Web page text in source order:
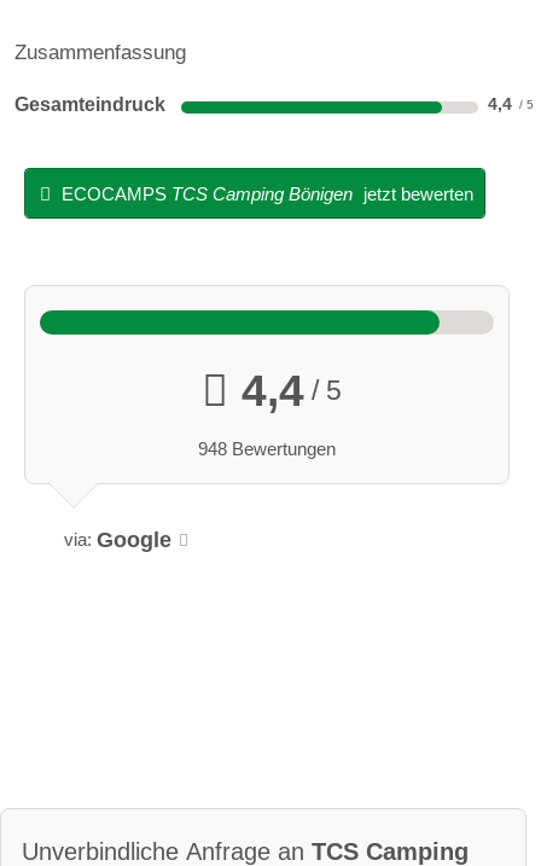
Zusammenfassung
Gesamteindruck 4,4
ECOCAMPS TCS Camping Bönigen jetzt bewerten
4,4/ 5
948 Bewertungen
via: Google
Unverbindliche Anfrage an TCS Camping